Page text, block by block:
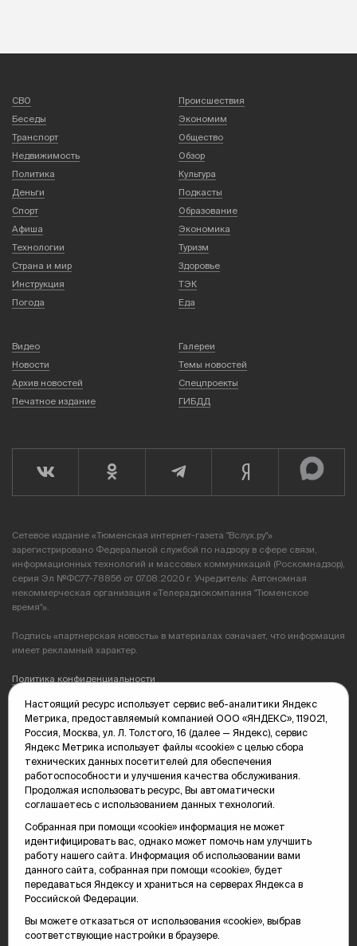
СВО
Происшествия
Беседы
Экономим
Транспорт
Общество
Недвижимость
Обзор
Политика
Культура
Деньги
Подкасты
Спорт
Образование
Афиша
Экономика
Технологии
Туризм
Страна и мир
Здоровье
Инструкция
ТЭК
Погода
Еда
Видео
Галереи
Новости
Темы новостей
Архив новостей
Спецпроекты
Печатное издание
ГИБДД
Сетевое издание «Тюменская интернет-газета "Вслух.ру"»
зарегистрировано Федеральной службой по надзору в сфере связи,
информационных технологий и массовых коммуникаций (Роскомнадзор),
серия Эл №ФС77-78856 от 07.08.2020 г. Учредитель: Автономная
некоммерческая организация «Телерадиокомпания "Тюменское
время"».
Подпись «партнерская новость» в материалах означает, что информация
имеет рекламный характер.
Политика конфиденциальности
Редакция: 625035, Тюмень, пр. Геологоразведчиков, 28А
(3452) 68-89-05
edit@vsluh.ru
Главный редактор: Панкина Т.Ю.
kika@vsluh.ru
По вопросам рекламы:
(3452) 68-89-78
kotovaev@sibinformburo.ru
mim@vsluh.ru
Настоящий ресурс использует сервис веб-аналитики Яндекс
Метрика, предоставляемый компанией ООО «ЯНДЕКС», 119021,
Россия, Москва, ул. Л. Толстого, 16 (далее — Яндекс), сервис
Яндекс Метрика использует файлы «cookie» с целью сбора
технических данных посетителей для обеспечения
работоспособности и улучшения качества обслуживания.
Продолжая использовать ресурс, Вы автоматически
соглашаетесь с использованием данных технологий.
Собранная при помощи «cookie» информация не может
идентифицировать вас, однако может помочь нам улучшить
работу нашего сайта. Информация об использовании вами
данного сайта, собранная при помощи «cookie», будет
передаваться Яндексу и храниться на серверах Яндекса в
Российской Федерации.
Вы можете отказаться от использования «cookie», выбрав
соответствующие настройки в браузере.